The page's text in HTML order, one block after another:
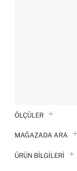
ÖLÇÜLER
MAĞAZADA ARA
ÜRÜN BILGILERI